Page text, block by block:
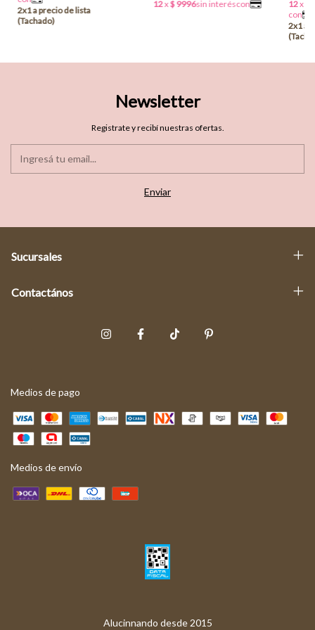
Newsletter
Registrate y recibí nuestras ofertas.
Sucursales
Contactános
Medios de pago
Medios de envío